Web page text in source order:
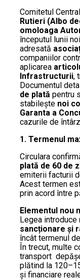
Comitetul
Rutieri (Albo
omoloaga
începutul lunii
adresată
companiilor
aplicarea
Infrastructurii,
Documentul
de plată pentru
stabilește noi
Garanta a
cazurile de
1. Termenul
Circulara
plată de 60 de
emiterii facturii
Acest termen
prin acord între
Elementul nou
Legea introduce
sancționare și
încât termenul
În trecut, multe
transport
plătind la
și financiare